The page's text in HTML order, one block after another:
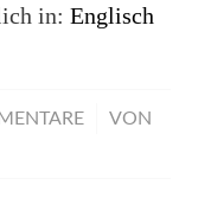
in: Englisch
/
VON